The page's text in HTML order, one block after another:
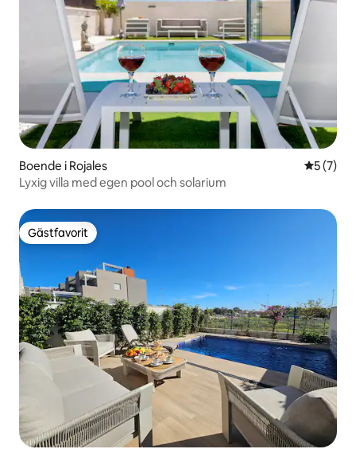
Boende i Rojales 5 av 5 i
5 (7)
Lyxig villa med egen pool och solarium
Gästfavorit
Gästfavorit